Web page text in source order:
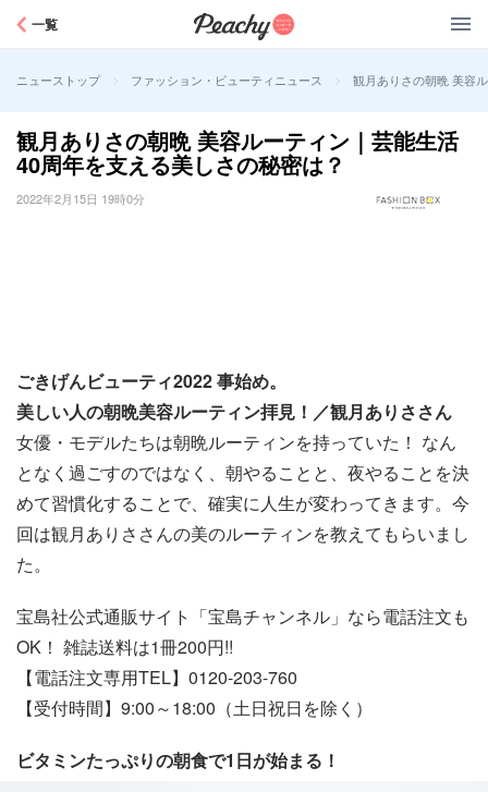
一覧
ニューストップ > ファッション・ビューティニュース > 観月ありさの朝晩 美容
観月ありさの朝晩 美容ルーティン｜芸能生活
40周年を支える美しさの秘密は？
2022年2月15日 19時0分
ごきげんビューティ2022 事始め。
美しい人の朝晩美容ルーティン拝見！／観月ありささん
女優・モデルたちは朝晩ルーティンを持っていた！ なん
となく過ごすのではなく、朝やることと、夜やることを決
めて習慣化することで、確実に人生が変わってきます。今
回は観月ありささんの美のルーティンを教えてもらいまし
た。
宝島社公式通販サイト「宝島チャンネル」なら電話注文も
OK！ 雑誌送料は1冊200円!!
【電話注文専用TEL】0120-203-760
【受付時間】9:00～18:00（土日祝日を除く）
ビタミンたっぷりの朝食で1日が始まる！